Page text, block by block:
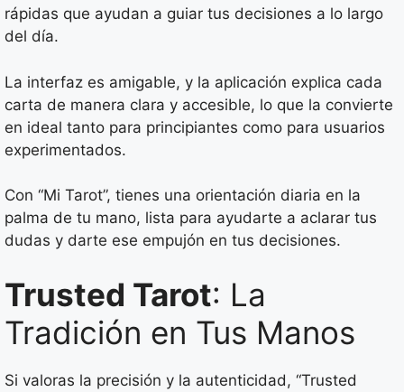
rápidas que ayudan a guiar tus decisiones a lo largo
del día.
La interfaz es amigable, y la aplicación explica cada
carta de manera clara y accesible, lo que la convierte
en ideal tanto para principiantes como para usuarios
experimentados.
Con “Mi Tarot”, tienes una orientación diaria en la
palma de tu mano, lista para ayudarte a aclarar tus
dudas y darte ese empujón en tus decisiones.
Trusted Tarot: La
Tradición en Tus Manos
Si valoras la precisión y la autenticidad, “Trusted